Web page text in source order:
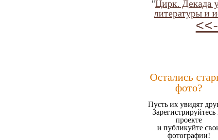
"Цирк. Декада
литературы и
<<-
Остались
фото?
Пусть их увидят
Зарегистрируйтесь
проекте
и публикуйте
фотографии!